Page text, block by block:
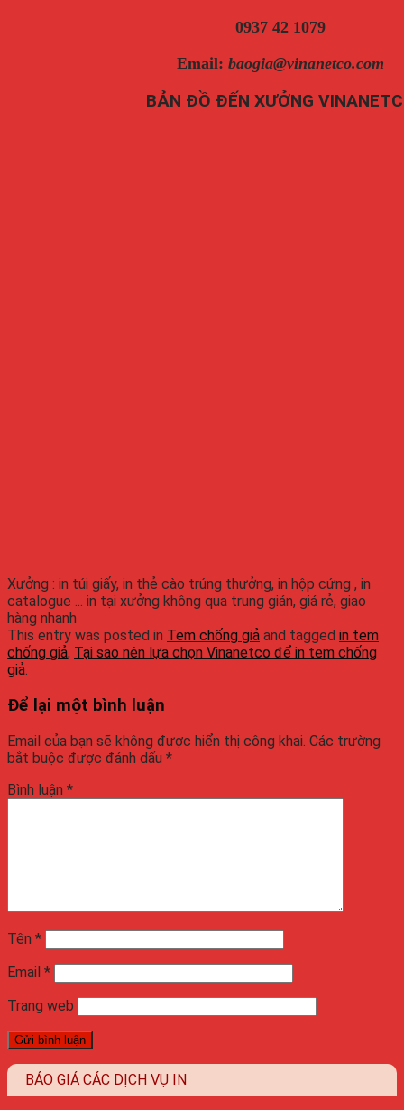
0937 42 1079
Email: baogia@vinanetco.com
BẢN ĐỒ ĐẾN XƯỞNG
Xưởng : in túi giấy, in thẻ cào trúng thưởng, in hộp cứng , in
catalogue ... in tại xưởng không qua trung gián, giá rẻ, giao
hàng nhanh
This entry was posted in Tem chống giả and tagged in tem
chống giả, Tại sao nên lựa chọn Vinanetco để in tem chống
giả.
Để lại một bình luận
Email của bạn sẽ không được hiển thị công khai. Các trường
bắt buộc được đánh dấu *
Bình luận *
Tên *
Email *
Trang web
BÁO GIÁ CÁC DỊCH VỤ IN